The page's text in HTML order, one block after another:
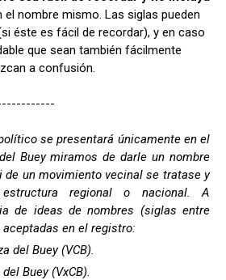
el nombre mismo. Las siglas pueden
éste es fácil de recordar), y en caso
que sean también fácilmente
a confusión.
se presentará únicamente en el
Buey miramos de darle un nombre
de un movimiento vecinal se tratase y
regional o nacional. A
de ideas de nombres (siglas entre
aceptadas en el registro:
del Buey (VCB).
Buey (VxCB).